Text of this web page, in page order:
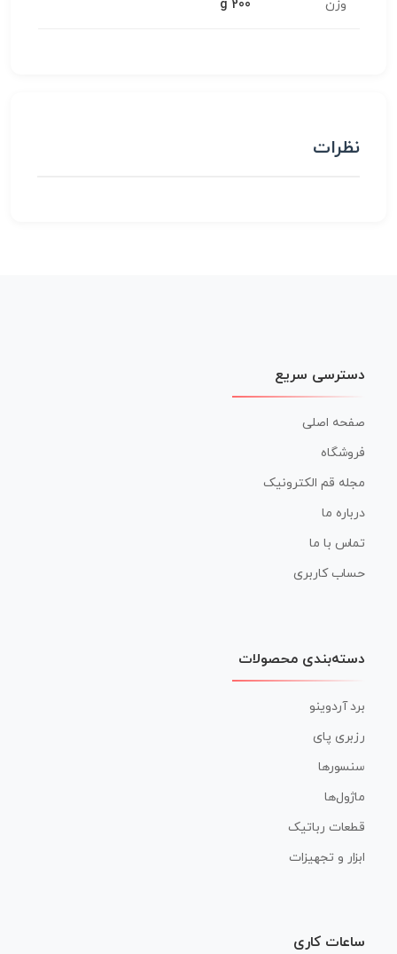
وزن 200 g
نظرات
دسترسی سریع
صفحه اصلی
فروشگاه
مجله قم الکترونیک
درباره ما
تماس با ما
حساب کاربری
دسته‌بندی محصولات
برد آردوینو
رزبری پای
سنسورها
ماژول‌ها
قطعات رباتیک
ابزار و تجهیزات
ساعات کاری